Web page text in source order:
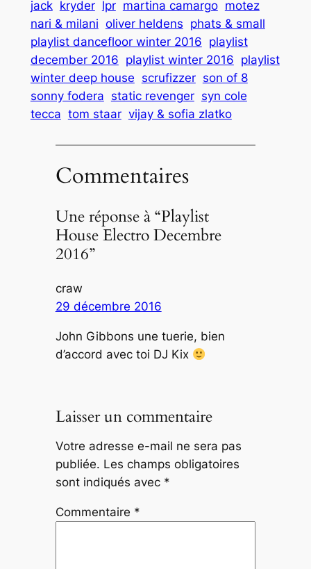
jack kryder lpr martina camargo motez
nari & milani oliver heldens phats & small
playlist dancefloor winter 2016 playlist
december 2016 playlist winter 2016 playlist
winter deep house scrufizzer son of 8
sonny fodera static revenger syn cole
tecca tom staar vijay & sofia zlatko
Commentaires
Une réponse à “Playlist
House Electro Decembre
2016”
craw
29 décembre 2016
John Gibbons une tuerie, bien
d’accord avec toi DJ Kix
Laisser un commentaire
Votre adresse e-mail ne sera pas
publiée. Les champs obligatoires
sont indiqués avec *
Commentaire *